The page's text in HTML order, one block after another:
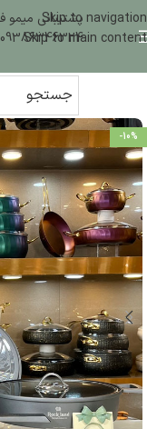
Skip to navigation
Skip to main content
09386346324
-10%